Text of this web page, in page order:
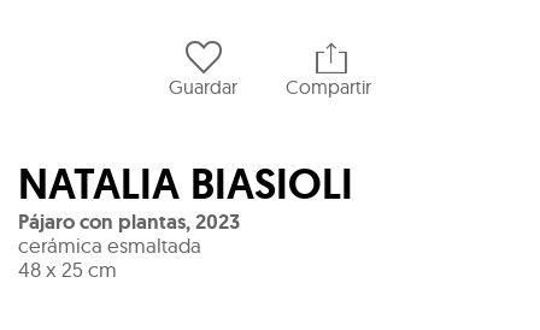
Guardar Compartir
NATALIA BIASIOLI
Pájaro con plantas,2023
cerámica esmaltada
48 x 25 cm